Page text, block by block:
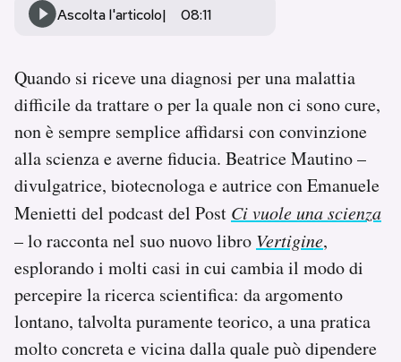
CALENDARIO
AREA PERSONALE
Area Personale
Newsletter
Notifiche mobile
Regala il Post
Ascolta l'articolo 08:11
Quando si riceve una diagnosi per una malattia
difficile da trattare o per la quale non ci sono cure,
non è sempre semplice affidarsi con convinzione
alla scienza e averne fiducia. Beatrice Mautino –
divulgatrice, biotecnologa e autrice con Emanuele
Menietti del podcast del Post Ci vuole una scienza
– lo racconta nel suo nuovo libro Vertigine,
esplorando i molti casi in cui cambia il modo di
percepire la ricerca scientifica: da argomento
lontano, talvolta puramente teorico, a una pratica
molto concreta e vicina dalla quale può dipendere